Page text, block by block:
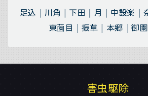
足込 川角 下田 月 中設楽
東薗目
振草 本郷 御園
害虫駆除